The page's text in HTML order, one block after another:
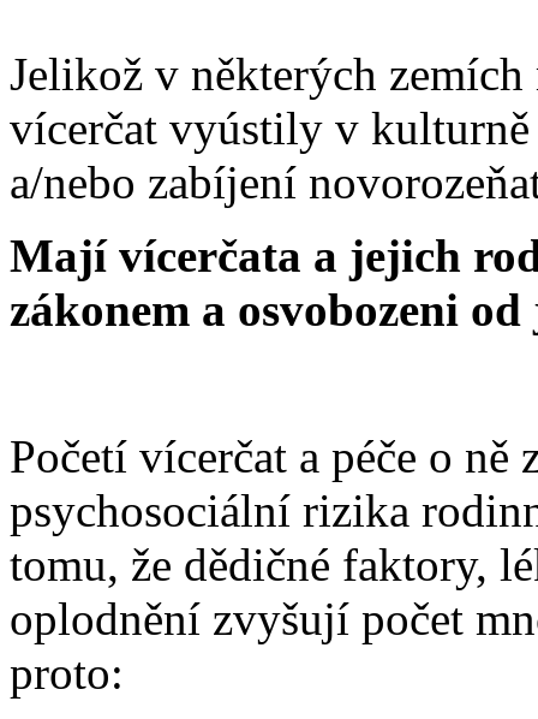
Jelikož v některých
vícerčat vyústily v
a/nebo zabíjení
Mají vícerčata a jejich
zákonem a osvobozeni
Početí vícerčat a péče o
psychosociální rizika
tomu, že dědičné faktory,
oplodnění zvyšují počet
proto: